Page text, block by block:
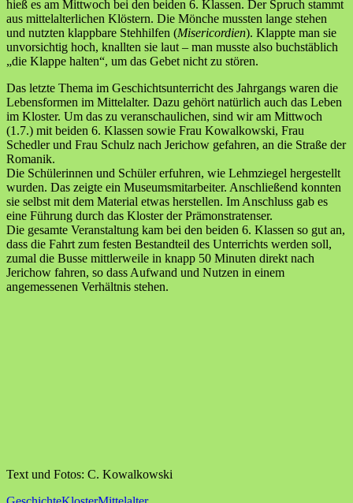
hieß es am Mittwoch bei den beiden 6. Klassen. Der Spruch stammt
aus mittelalterlichen Klöstern. Die Mönche mussten lange stehen
und nutzten klappbare Stehhilfen (Misericordien). Klappte man sie
unvorsichtig hoch, knallten sie laut – man musste also buchstäblich
„die Klappe halten“, um das Gebet nicht zu stören.
Das letzte Thema im Geschichtsunterricht des Jahrgangs waren die
Lebensformen im Mittelalter. Dazu gehört natürlich auch das Leben
im Kloster. Um das zu veranschaulichen, sind wir am Mittwoch
(1.7.) mit beiden 6. Klassen sowie Frau Kowalkowski, Frau
Schedler und Frau Schulz nach Jerichow gefahren, an die Straße der
Romanik.
Die Schülerinnen und Schüler erfuhren, wie Lehmziegel hergestellt
wurden. Das zeigte ein Museumsmitarbeiter. Anschließend konnten
sie selbst mit dem Material etwas herstellen. Im Anschluss gab es
eine Führung durch das Kloster der Prämonstratenser.
Die gesamte Veranstaltung kam bei den beiden 6. Klassen so gut an,
dass die Fahrt zum festen Bestandteil des Unterrichts werden soll,
zumal die Busse mittlerweile in knapp 50 Minuten direkt nach
Jerichow fahren, so dass Aufwand und Nutzen in einem
angemessenen Verhältnis stehen.
Text und Fotos: C. Kowalkowski